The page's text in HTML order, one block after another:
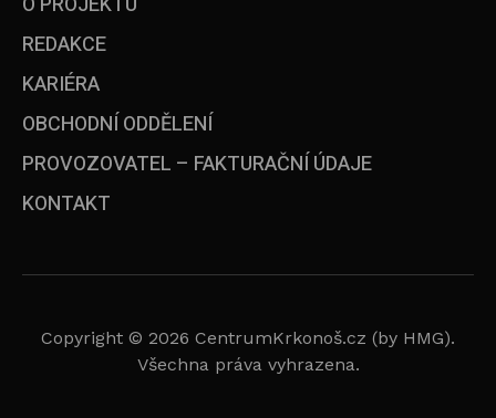
REDAKCE
KARIÉRA
OBCHODNÍ ODDĚLENÍ
PROVOZOVATEL – FAKTURAČNÍ ÚDAJE
KONTAKT
Copyright © 2026 CentrumKrkonoš.cz (by HMG).
Všechna práva vyhrazena.